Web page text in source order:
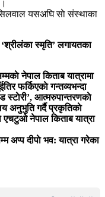
यसअघि साे संस्थाका
स्मृति’ लगायतका
नेपाल किताब यात्रामा
फर्किएकाे गन्तव्यभन्दा
स्टाेरी’, आत्मरुपान्तरणकाे
अनुभुति गर्दै प्रकृतिकाे
एचटुओ नेपाल किताब यात्रा
अप्प दीपाे भव: यात्रा गरेका